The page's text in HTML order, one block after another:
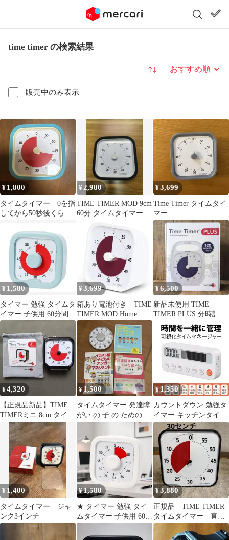
time timer の検索結果
販売中のみ表示
並び替え
¥ 1,800
タイムタイマー 0を指
してから50秒後くらい
ない
¥ 2,980
TIME TIMER MOD 9cm
60分 タイムタイマー チ
¥3,699
Time Timer タイムタイ
マー
¥ 1,580
タイマー 勉強 タイムタ
イマー 子供用 60分間
時間管理 簡単操作
ブルー
¥ 3,699
箱あり電池付き TIME
TIMER MOD Home
Edition
¥6,500
新品未使用 TIME
TIMER PLUS 分時計 ビ
ジュアルタイマー 120
¥4,320
【正規品新品】TIME
TIMERミニ 8cm タイム
タイマーTT03B-W
¥ 1,500
タイムタイマー 発達障
がい の 子 の ための 育
児本
¥1,350
カウントダウン 勉強タ
イマー キッチンタイマ
ー タイムタイマー 進度
バー付きタイマー 正倒
計時＆時計機能搭載 大
画面デジタルタイマー
学生 キッチン 勉強 料
理 時間管理用 静音設計
¥ 1,400
タイムタイマー ジャ
ンク3インチ
¥1,580
★ タイマー 勉強 タイ
ムタイマー 子供用 60分
間 時間管理 オフィス
家庭
¥3,880
正規品 TIME TIMER
タイムタイマー 直径
30センチ 60分